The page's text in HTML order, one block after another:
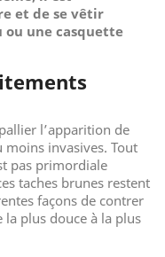
et de se vêtir
ou une casquette
l’apparition de
moins invasives. Tout
pas primordiale
taches brunes restent
façons de contrer
la plus douce à la plus